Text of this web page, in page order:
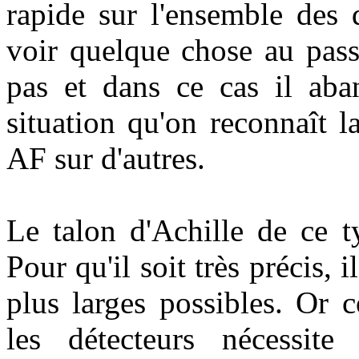
rapide sur l'ensemble des
voir quelque chose au
pas et dans ce cas il
situation qu'on reconnaît
AF sur d'autres.
Le talon d'Achille de ce
Pour qu'il soit très précis,
plus larges possibles. Or
les détecteurs